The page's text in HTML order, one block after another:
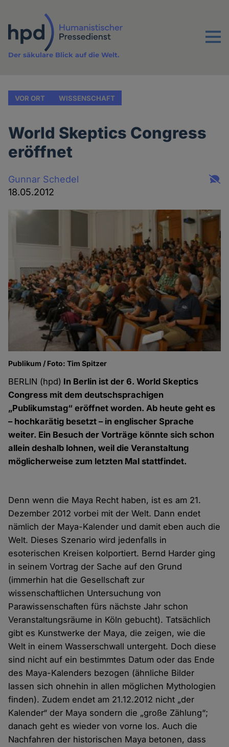
Inhalt
Menu
Der säkulare Blick auf die Welt.
VOR ORT WISSENSCHAFT
World Skeptics Congress
eröffnet
Gunnar Schedel
18.05.2012
Publikum / Foto: Tim Spitzer
BERLIN (hpd) In Berlin ist der 6. World Skeptics
Congress mit dem deutschsprachigen
„Publikumstag“ eröffnet worden. Ab heute geht es
– hochkarätig besetzt – in englischer Sprache
weiter. Ein Besuch der Vorträge könnte sich schon
allein deshalb lohnen, weil die Veranstaltung
möglicherweise zum letzten Mal stattfindet.
Denn wenn die Maya Recht haben, ist es am 21.
Dezember 2012 vorbei mit der Welt. Dann endet
nämlich der Maya-Kalender und damit eben auch die
Welt. Dieses Szenario wird jedenfalls in
esoterischen Kreisen kolportiert. Bernd Harder ging
in seinem Vortrag der Sache auf den Grund
(immerhin hat die Gesellschaft zur
wissenschaftlichen Untersuchung von
Parawissenschaften fürs nächste Jahr schon
Veranstaltungsräume in Köln gebucht). Tatsächlich
gibt es Kunstwerke der Maya, die zeigen, wie die
Welt in einem Wasserschwall untergeht. Doch diese
sind nicht auf ein bestimmtes Datum oder das Ende
des Maya-Kalenders bezogen (ähnliche Bilder
lassen sich ohnehin in allen möglichen Mythologien
finden). Zudem endet am 21.12.2012 nicht „der
Kalender“ der Maya sondern die „große Zählung“;
danach geht es wieder von vorne los. Auch die
Nachfahren der historischen Maya betonen, dass